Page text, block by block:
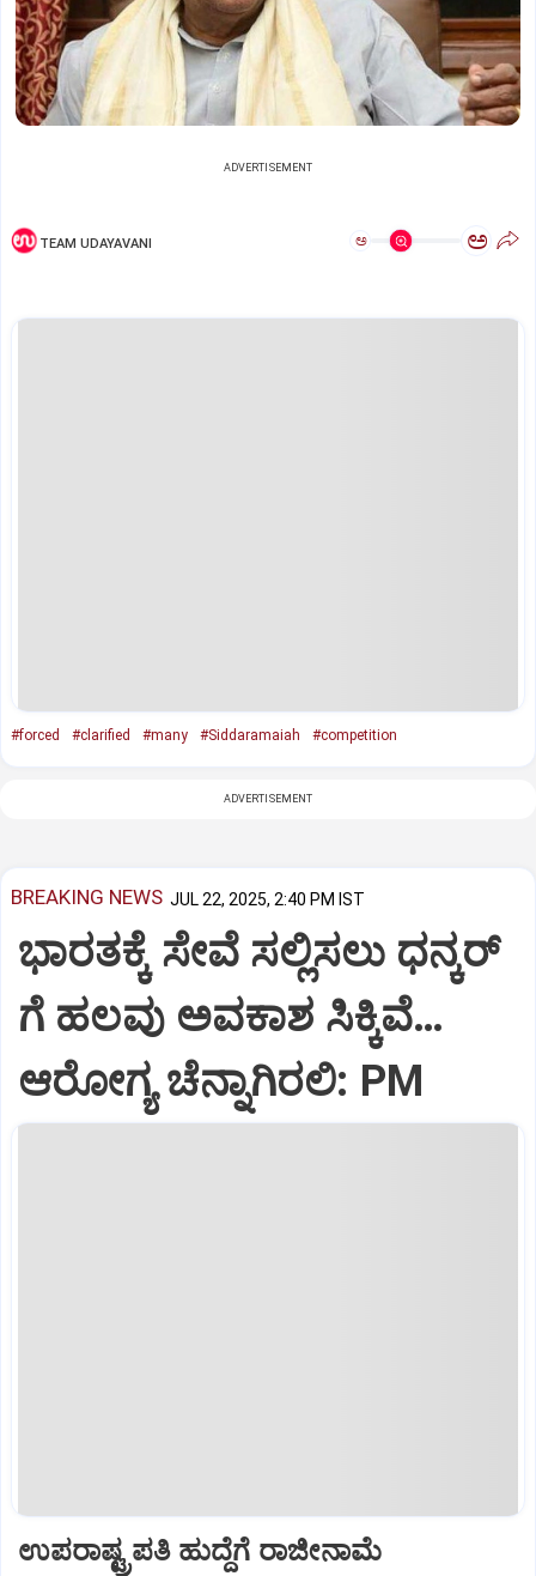
ADVERTISEMENT
TEAM UDAYAVANI ಅ ಅ
#forced #clarified #many #Siddaramaiah #competition
ADVERTISEMENT
BREAKING NEWS JUL 22, 2025, 2:40 PM IST
ಭಾರತಕ್ಕೆ ಸೇವೆ ಸಲ್ಲಿಸಲು ಧನ್ಕರ್‌
ಗೆ ಹಲವು ಅವಕಾಶ ಸಿಕ್ಕಿವೆ…
ಆರೋಗ್ಯ ಚೆನ್ನಾಗಿರಲಿ: PM
ಉಪರಾಷ್ಟ್ರಪತಿ ಹುದ್ದೆಗೆ ರಾಜೀನಾಮೆ